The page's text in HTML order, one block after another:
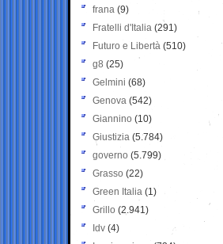
frana (9)
Fratelli d'Italia (291)
Futuro e Libertà (510)
g8 (25)
Gelmini (68)
Genova (542)
Giannino (10)
Giustizia (5.784)
governo (5.799)
Grasso (22)
Green Italia (1)
Grillo (2.941)
Idv (4)